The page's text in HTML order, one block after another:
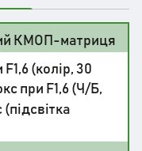
КМОП-матриця
(колір, 30
при F1,6 (Ч/Б,